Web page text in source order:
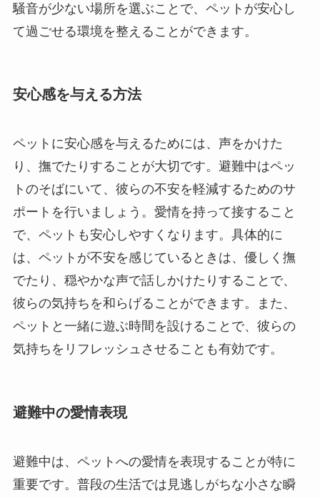
騒音が少ない場所を選ぶことで、ペットが安心し
て過ごせる環境を整えることができます。
安心感を与える方法
ペットに安心感を与えるためには、声をかけた
り、撫でたりすることが大切です。避難中はペッ
トのそばにいて、彼らの不安を軽減するためのサ
ポートを行いましょう。愛情を持って接すること
で、ペットも安心しやすくなります。具体的に
は、ペットが不安を感じているときは、優しく撫
でたり、穏やかな声で話しかけたりすることで、
彼らの気持ちを和らげることができます。また、
ペットと一緒に遊ぶ時間を設けることで、彼らの
気持ちをリフレッシュさせることも有効です。
避難中の愛情表現
避難中は、ペットへの愛情を表現することが特に
重要です。普段の生活では見逃しがちな小さな瞬